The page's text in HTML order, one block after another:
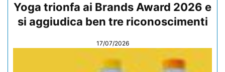
Yoga trionfa ai Brands Award 2026 e
si aggiudica ben tre riconoscimenti
17/07/2026